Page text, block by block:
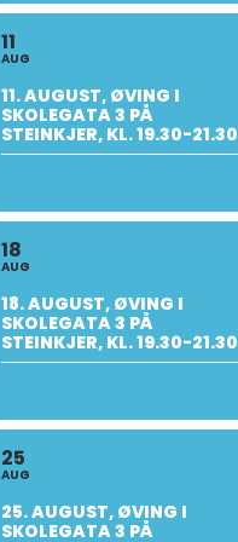
11
AUG
11. AUGUST, ØVING I
SKOLEGATA 3 PÅ
STEINKJER, KL. 19.30-21.30
18
AUG
18. AUGUST, ØVING I
SKOLEGATA 3 PÅ
STEINKJER, KL. 19.30-21.30
25
AUG
25. AUGUST, ØVING I
SKOLEGATA 3 PÅ